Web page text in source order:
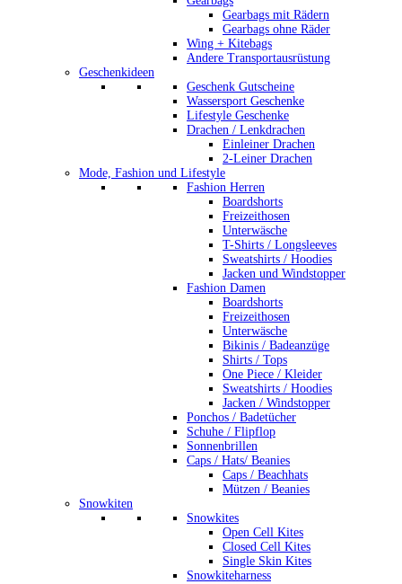
Gearbags mit Rädern
Gearbags ohne Räder
Wing + Kitebags
Andere Transportausrüstung
Geschenkideen
Geschenk Gutscheine
Wassersport Geschenke
Lifestyle Geschenke
Drachen / Lenkdrachen
Einleiner Drachen
2-Leiner Drachen
Mode, Fashion und Lifestyle
Fashion Herren
Boardshorts
Freizeithosen
Unterwäsche
T-Shirts / Longsleeves
Sweatshirts / Hoodies
Jacken und Windstopper
Fashion Damen
Boardshorts
Freizeithosen
Unterwäsche
Bikinis / Badeanzüge
Shirts / Tops
One Piece / Kleider
Sweatshirts / Hoodies
Jacken / Windstopper
Ponchos / Badetücher
Schuhe / Flipflop
Sonnenbrillen
Caps / Hats/ Beanies
Caps / Beachhats
Mützen / Beanies
Snowkiten
Snowkites
Open Cell Kites
Closed Cell Kites
Single Skin Kites
Snowkiteharness